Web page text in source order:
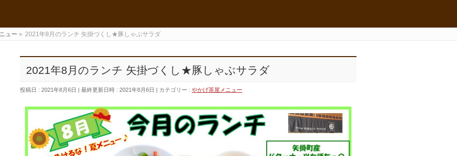
ュー » 2021年8月のランチ 矢掛づくし★豚しゃぶサラダ
2021年8月のランチ 矢掛づくし★豚しゃぶサラダ
投稿日 : 2021年8月6日 最終更新日時 : 2021年8月6日 カテゴリー : やかげ茶屋メニュー